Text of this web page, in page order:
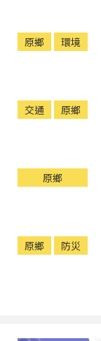
原鄉 環境
交通 原鄉
原鄉
原鄉 防災